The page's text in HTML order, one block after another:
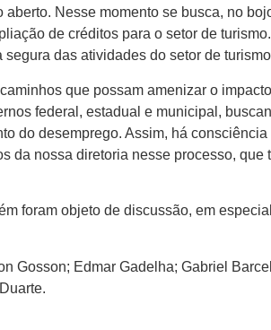
Nesse momento se busca, no
de créditos para o setor de
das atividades do setor de
que possam amenizar o
federal, estadual e municipal,
do desemprego. Assim, há
da nossa diretoria nesse processo,
foram objeto de discussão, em
Gosson; Edmar Gadelha; Gabriel